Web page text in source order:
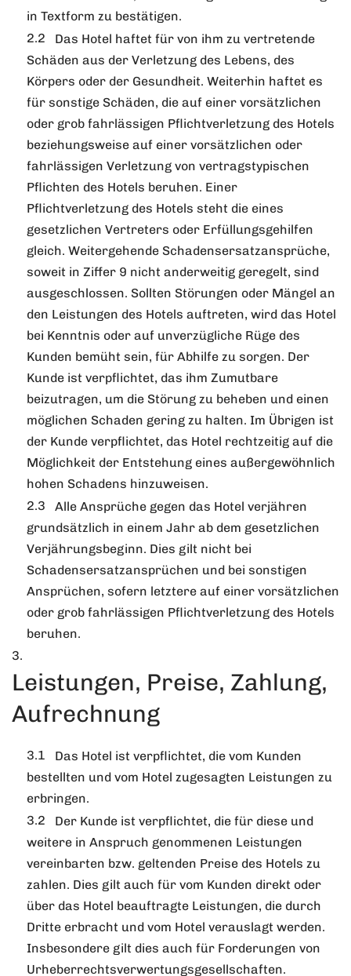
in Textform zu bestätigen.
Das Hotel haftet für von ihm zu vertretende
Schäden aus der Verletzung des Lebens, des
Körpers oder der Gesundheit. Weiterhin haftet es
für sonstige Schäden, die auf einer vorsätzlichen
oder grob fahrlässigen Pflichtverletzung des Hotels
beziehungsweise auf einer vorsätzlichen oder
fahrlässigen Verletzung von vertragstypischen
Pflichten des Hotels beruhen. Einer
Pflichtverletzung des Hotels steht die eines
gesetzlichen Vertreters oder Erfüllungsgehilfen
gleich. Weitergehende Schadensersatzansprüche,
soweit in Ziffer 9 nicht anderweitig geregelt, sind
ausgeschlossen. Sollten Störungen oder Mängel an
den Leistungen des Hotels auftreten, wird das Hotel
bei Kenntnis oder auf unverzügliche Rüge des
Kunden bemüht sein, für Abhilfe zu sorgen. Der
Kunde ist verpflichtet, das ihm Zumutbare
beizutragen, um die Störung zu beheben und einen
möglichen Schaden gering zu halten. Im Übrigen ist
der Kunde verpflichtet, das Hotel rechtzeitig auf die
Möglichkeit der Entstehung eines außergewöhnlich
hohen Schadens hinzuweisen.
Alle Ansprüche gegen das Hotel verjähren
grundsätzlich in einem Jahr ab dem gesetzlichen
Verjährungsbeginn. Dies gilt nicht bei
Schadensersatzansprüchen und bei sonstigen
Ansprüchen, sofern letztere auf einer vorsätzlichen
oder grob fahrlässigen Pflichtverletzung des Hotels
beruhen.
Leistungen, Preise, Zahlung,
Aufrechnung
Das Hotel ist verpflichtet, die vom Kunden
bestellten und vom Hotel zugesagten Leistungen zu
erbringen.
Der Kunde ist verpflichtet, die für diese und
weitere in Anspruch genommenen Leistungen
vereinbarten bzw. geltenden Preise des Hotels zu
zahlen. Dies gilt auch für vom Kunden direkt oder
über das Hotel beauftragte Leistungen, die durch
Dritte erbracht und vom Hotel verauslagt werden.
Insbesondere gilt dies auch für Forderungen von
Urheberrechtsverwertungsgesellschaften.